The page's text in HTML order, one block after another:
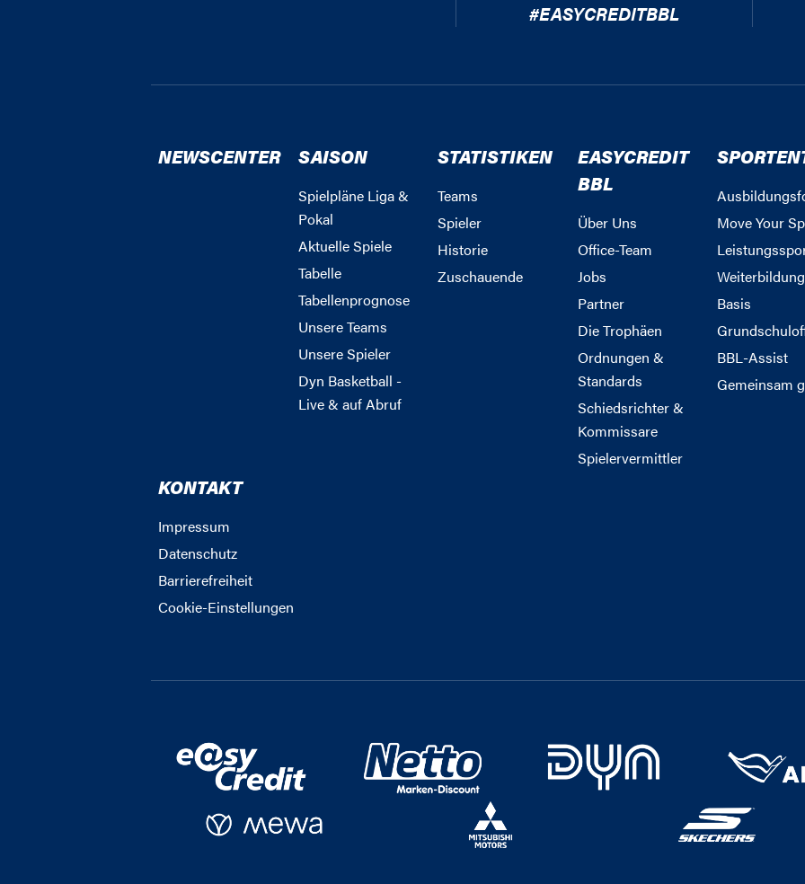
#EASYCREDITBBL
NEWSCENTER SAISON
Spielpläne Liga &
Pokal
Aktuelle Spiele
Tabelle
Tabellenprognose
Unsere Teams
Unsere Spieler
Dyn Basketball -
Live & auf Abruf
STATISTIKEN
Teams
Spieler
Historie
Zuschauende
EASYCREDIT
BBL
Über Uns
Office-Team
Jobs
Partner
Die Trophäen
Ordnungen &
Standards
Schiedsrichter &
Kommissare
Spielervermittler
Move Your
Weiterbildung
Basis
BBL-Assist
Gemeinsam
KONTAKT
Impressum
Datenschutz
Barrierefreiheit
Cookie-Einstellungen